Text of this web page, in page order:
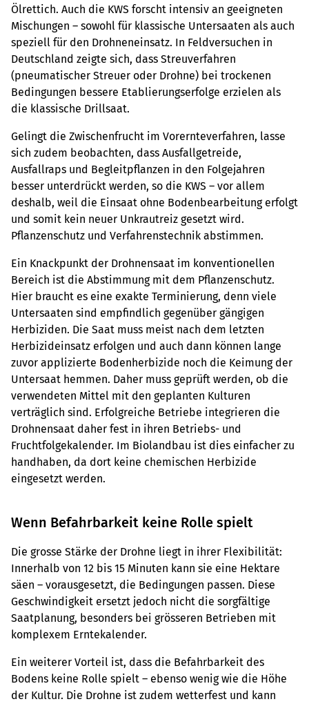
Ölrettich. Auch die KWS forscht intensiv an geeigneten
Mischungen – sowohl für klassische Untersaaten als auch
speziell für den Drohneneinsatz. In Feldversuchen in
Deutschland zeigte sich, dass Streuverfahren
(pneumatischer Streuer oder Drohne) bei trockenen
Bedingungen bessere Etablierungserfolge erzielen als
die klassische Drillsaat.
Gelingt die Zwischenfrucht im Vorernteverfahren, lasse
sich zudem beobachten, dass Ausfallgetreide,
Ausfallraps und Begleitpflanzen in den Folgejahren
besser unterdrückt werden, so die KWS – vor allem
deshalb, weil die Einsaat ohne Bodenbearbeitung erfolgt
und somit kein neuer Unkrautreiz gesetzt wird.
Pflanzenschutz und Verfahrenstechnik abstimmen.
Ein Knackpunkt der Drohnensaat im konventionellen
Bereich ist die Abstimmung mit dem Pflanzenschutz.
Hier braucht es eine exakte Terminierung, denn viele
Untersaaten sind empfindlich gegenüber gängigen
Herbiziden. Die Saat muss meist nach dem letzten
Herbizideinsatz erfolgen und auch dann können lange
zuvor applizierte Bodenherbizide noch die Keimung der
Untersaat hemmen. Daher muss geprüft werden, ob die
verwendeten Mittel mit den geplanten Kulturen
verträglich sind. Erfolgreiche Betriebe integrieren die
Drohnensaat daher fest in ihren Betriebs- und
Fruchtfolgekalender. Im Biolandbau ist dies einfacher zu
handhaben, da dort keine chemischen Herbizide
eingesetzt werden.
Wenn Befahrbarkeit keine Rolle spielt
Die grosse Stärke der Drohne liegt in ihrer Flexibilität:
Innerhalb von 12 bis 15 Minuten kann sie eine Hektare
säen – vorausgesetzt, die Bedingungen passen. Diese
Geschwindigkeit ersetzt jedoch nicht die sorgfältige
Saatplanung, besonders bei grösseren Betrieben mit
komplexem Erntekalender.
Ein weiterer Vorteil ist, dass die Befahrbarkeit des
Bodens keine Rolle spielt – ebenso wenig wie die Höhe
der Kultur. Die Drohne ist zudem wetterfest und kann